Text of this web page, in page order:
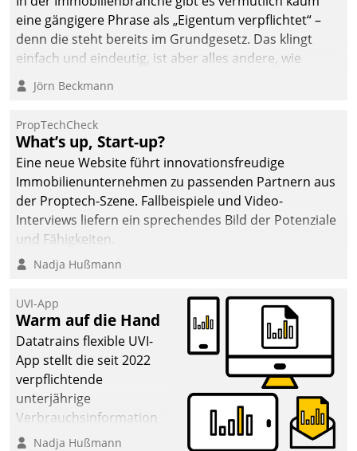
eine gängigere Phrase als „Eigentum verpflichtet“ –
denn die steht bereits im Grundgesetz. Das klingt
einfach und eindeutig, ist aber alles andere, wie
Branchenbeschäftigte wissen. Denn mit der
Verantwortung folgen Verpflichtungen.
Jörn Beckmann
PropTechCheck
What’s up, Start-up?
Eine neue Website führt innovationsfreudige
Immobilienunternehmen zu passenden Partnern aus
der Proptech-Szene. Fallbeispiele und Video-
Interviews liefern ein sprechendes Bild der Potenziale
und Fähigkeiten.
Nadja Hußmann
UVI-App
Warm auf die Hand
Datatrains flexible UVI-
App stellt die seit 2022
verpflichtende
unterjährige
Verbrauchsinformation
schnell, zuverlässig und
Nadja Hußmann